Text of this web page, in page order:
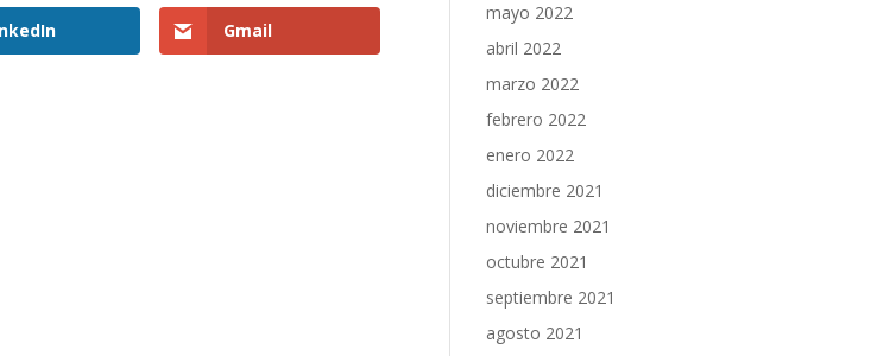
Gmail
mayo 2022
abril 2022
marzo 2022
febrero 2022
enero 2022
diciembre 2021
noviembre 2021
octubre 2021
septiembre 2021
agosto 2021